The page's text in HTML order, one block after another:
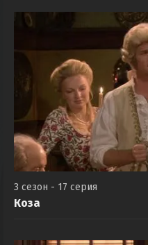
3 сезон - 17 серия
Коза